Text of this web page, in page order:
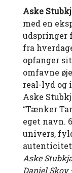
Aske
med en
udspringer
fra
opfanger
omfavne
real-lyd og
Aske
“Tænker
eget navn.
univers,
Aske
Daniel